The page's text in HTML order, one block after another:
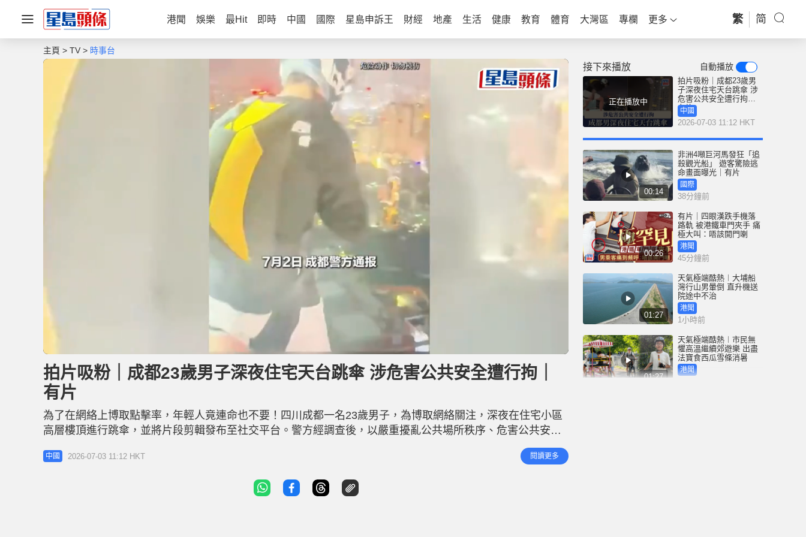
港聞 娛樂 最Hit 即時 中國 國際 星島申訴王 財經 地產 生活 健康 教育 體育 大灣區 專欄 更多 繁 简
主頁 TV 時事台
n
u
e
o
d
e
d
0
0
%
拍片吸粉｜成都23歲男子深夜住宅天台跳傘 涉危害公共安全遭行拘｜
有片
為了在網絡上博取點擊率，年輕人竟連命也不要！四川成都一名23歲男子，為博取網絡關注，深夜在住宅小區
高層樓頂進行跳傘，並將片段剪輯發布至社交平台。警方經調查後，以嚴重擾亂公共場所秩序、危害公共安全
為由，對該男子處以行政拘留。 深夜貼近樓宇樹叢跳傘 據成都市公安局成華區分局通報，事件發生於6月30日
深夜11時許。涉案男子任某某，在成華區某小區高層樓房樓頂實施跳傘，片段顯示其從高樓天台一躍而下，降
中國 2026-07-03 11:12 HKT 閱讀更多
接下來播放 自動播放
正在播放中
拍片吸粉｜成都23歲男
子深夜住宅天台跳傘 涉
危害公共安全遭行拘｜
有片
中國
2026-07-03 11:12 HKT
00:14
非洲4噸巨河馬發狂「追
殺觀光船」 遊客驚險逃
命畫面曝光｜有片
國際
38分鐘前
00:26
有片｜四眼漢跌手機落
路軌 被港鐵車門夾手 痛
極大叫：唔該開門喇
港聞
45分鐘前
01:27
天氣極端酷熱︱大埔船
灣行山男暈倒 直升機送
院途中不治
港聞
1小時前
01:27
天氣極端酷熱︱市民無
懼高溫繼續郊遊樂 出盡
法寶食西瓜雪條消暑
港聞